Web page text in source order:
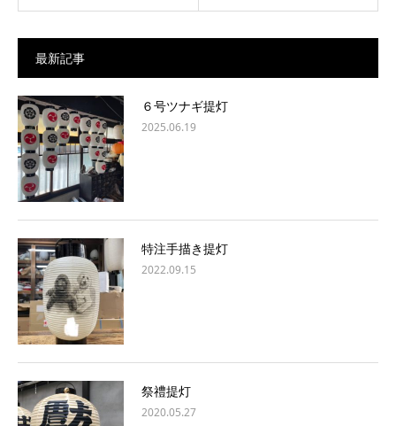
最新記事
６号ツナギ提灯
2025.06.19
特注手描き提灯
2022.09.15
祭禮提灯
2020.05.27